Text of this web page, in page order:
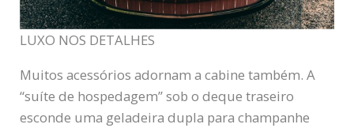
LUXO NOS DETALHES
Muitos acessórios adornam a cabine também. A
“suíte de hospedagem” sob o deque traseiro
esconde uma geladeira dupla para champanhe